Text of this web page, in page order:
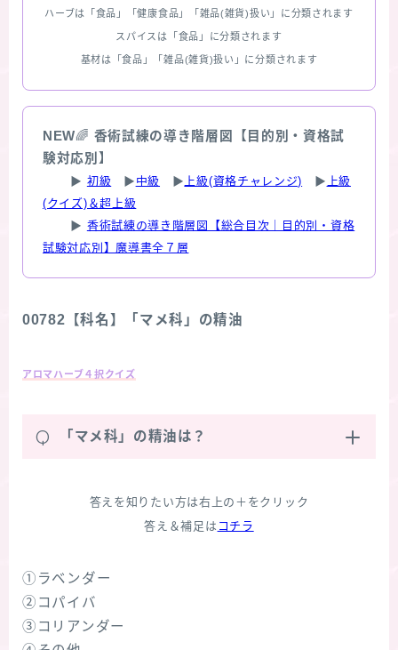
ハーブは「食品」「健康食品」「雑品(雑貨)扱い」に分類されます
スパイスは「食品」に分類されます
基材は「食品」「雑品(雑貨)扱い」に分類されます
NEW🌈 香術試練の導き階層図【目的別・資格試
験対応別】
▶ 初級 ▶ 中級 ▶ 上級(資格チャレンジ) ▶ 上級
(クイズ)＆超上級
▶ 香術試練の導き階層図【総合目次｜目的別・資格
試験対応別】魔導書全７層
00782【科名】「マメ科」の精油
アロマハーブ４択クイズ
Q 「マメ科」の精油は？
答えを知りたい方は右上の＋をクリック
答え＆補足は コチラ
①ラベンダー
②コパイバ
③コリアンダー